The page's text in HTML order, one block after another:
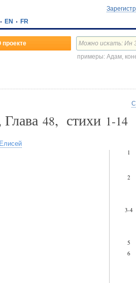
EN FR
проекте
примеры: Адам,
48, стихи 1-14
Елисей
1
2
3-4
5
6